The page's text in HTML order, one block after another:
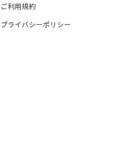
ご利用規約
プライバシーポリシー